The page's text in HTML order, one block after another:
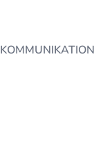
KOMMUNIKATION